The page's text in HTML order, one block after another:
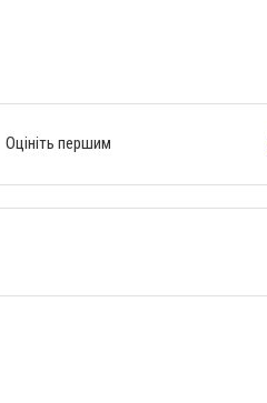
Оцініть першим